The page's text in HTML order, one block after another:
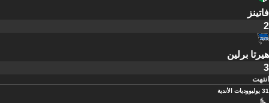
فاتينز
2
هيرتا برلين
3
انتهت
31 يوليو وديات الأندية